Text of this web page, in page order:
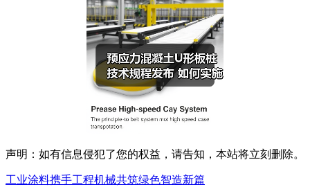
声明：如有信息侵犯了您的权益，请告知，本站将立刻删除。
工业涂料携手工程机械共筑绿色智造新篇